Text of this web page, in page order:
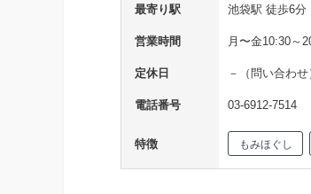
最寄り駅 池袋駅 徒歩6分
営業時間 月〜金10:30～
定休日 －（問い合わせ
電話番号 03-6912-7514
特徴 もみほぐし